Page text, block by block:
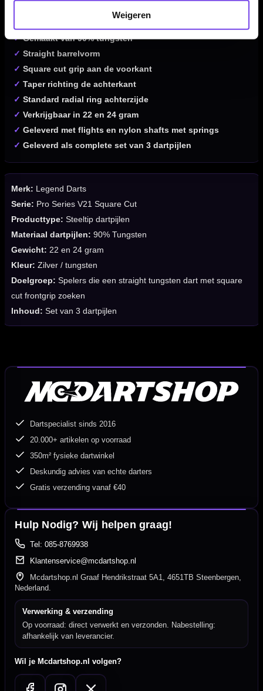
Weigeren
✓ Gemaakt van 90% tungsten
✓ Straight barrelvorm
✓ Square cut grip aan de voorkant
✓ Taper richting de achterkant
✓ Standard radial ring achterzijde
✓ Verkrijgbaar in 22 en 24 gram
✓ Geleverd met flights en nylon shafts met springs
✓ Geleverd als complete set van 3 dartpijlen
Merk: Legend Darts
Serie: Pro Series V21 Square Cut
Producttype: Steeltip dartpijlen
Materiaal dartpijlen: 90% Tungsten
Gewicht: 22 en 24 gram
Kleur: Zilver / tungsten
Doelgroep: Spelers die een straight tungsten dart met square
cut frontgrip zoeken
Inhoud: Set van 3 dartpijlen
Dartspecialist sinds 2016
20.000+ artikelen op voorraad
350m² fysieke dartwinkel
Deskundig advies van echte darters
Gratis verzending vanaf €40
Hulp Nodig? Wij helpen graag!
Tel: 085-8769938
Klantenservice@mcdartshop.nl
Mcdartshop.nl Graaf Hendrikstraat 5A1, 4651TB Steenbergen,
Nederland.
Verwerking & verzending
Op voorraad: direct verwerkt en verzonden. Nabestelling:
afhankelijk van leverancier.
Wil je Mcdartshop.nl volgen?